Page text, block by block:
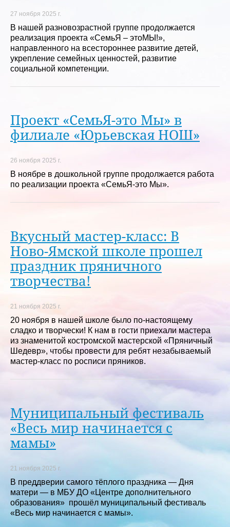
27 ноября 2025 г.
В нашей разновозрастной группе продолжается
реализация проекта «СемьЯ – этоМЫ!»,
направленного на всестороннее развитие детей,
укрепление семейных ценностей, развитие
социальной компетенции.
Проект «СемьЯ-это Мы» в
филиале «Юрьевская НОШ»
26 ноября 2025 г.
В ноябре в дошкольной группе продолжается работа
по реализации проекта «СемьЯ-это Мы».
Вкусный мастер-класс: В
Ново-Ямской школе прошел
праздник пряничного
творчества!
21 ноября 2025 г.
20 ноября в нашей школе было по-настоящему
сладко и творчески! К нам в гости приехали мастера
из знаменитой костромской мастерской «Пряничный
Шедевр», чтобы провести для ребят незабываемый
мастер-класс по росписи пряников.
Муниципальный фестиваль
«Весь мир начинается с
мамы»
21 ноября 2025 г.
‎В преддверии самого тёплого праздника — Дня
матери — в МБУ ДО «Центре дополнительного
образования» прошёл муниципальный фестиваль
«Весь мир начинается с мамы».